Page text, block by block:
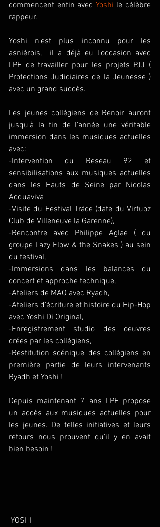
commencent enfin avec Yoshi le célèbre
rappeur.
Yoshi n'est plus inconnu pour les
asniérois,  il a déjà eu l'occasion avec
LPE de travailler pour les projets PJJ (
Protections Judiciaires de la Jeunesse )
avec un grand succès.
Les jeunes collégiens de Renoir auront
jusqu'à la fin de l'année une véritable
immersion dans les musiques actuelles
avec:
-Intervention du Reseau 92 et
sensibilisations aux musiques actuelles
dans les Hauts de Seine par Nicolas
Acquaviva
-Visite du Festival Träce (date du Virtuoz
Club de Villeneuve la Garenne),
-Rencontre avec Philippe Aglae ( du
groupe Lazy Flow & the Snakes ) au sein
du festival,
-Immersions dans les balances du
concert et approche technique,
-Ateliers de MAO avec Ryadh,
-Ateliers d'écriture et histoire du Hip-Hop
avec Yoshi Di Original,
-Enregistrement studio des oeuvres
crées par les collégiens,
-Restitution scénique des collégiens en
première partie de leurs intervenants
Ryadh et Yoshi !
Depuis maintenant 7 ans LPE propose
un accès aux musiques actuelles pour
les jeunes. De telles initiatives et leurs
retours nous prouvent qu'il y en avait
bien besoin !
YOSHI